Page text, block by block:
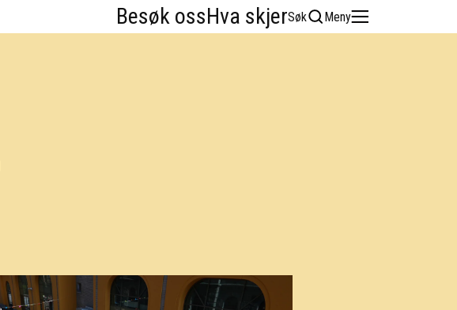
Besøk ossHva skjerEnglish
Søk Meny